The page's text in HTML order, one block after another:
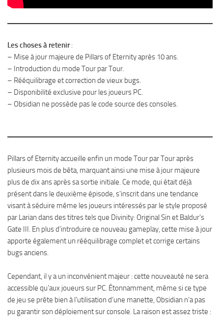
Les choses à retenir:
– Mise à jour majeure de Pillars of Eternity après 10 ans.
– Introduction du mode Tour par Tour.
– Rééquilibrage et correction de vieux bugs.
– Disponibilité exclusive pour les joueurs PC.
– Obsidian ne possède pas le code source des consoles.
Pillars of Eternity accueille enfin un mode Tour par Tour après
plusieurs mois de bêta, marquant ainsi une mise à jour majeure
plus de dix ans après sa sortie initiale. Ce mode, qui était déjà
présent dans le deuxième épisode, s’inscrit dans une tendance
visant à séduire même les joueurs intéressés par le style proposé
par Larian dans des titres tels que Divinity: Original Sin et Baldur’s
Gate III. En plus d’introduire ce nouveau gameplay, cette mise à jour
apporte également un rééquilibrage complet et corrige certains
bugs anciens.
Cependant, il y a un inconvénient majeur : cette nouveauté ne sera
accessible qu’aux joueurs sur PC. Étonnamment, même si ce type
de jeu se prête bien à l’utilisation d’une manette, Obsidian n’a pas
pu garantir son déploiement sur console. La raison est assez triste :